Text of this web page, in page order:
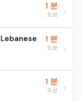
1 분
도보
1 분
도보
1 분
도보